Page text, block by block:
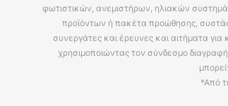
φωτιστικών, ανεμιστήρων, ηλιακών
προϊόντων ή πακέτα προώθησης,
συνεργάτες και έρευνες και αιτήματα
χρησιμοποιώντας τον σύνδεσμο
*Από